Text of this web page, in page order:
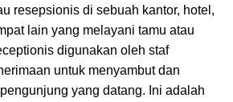
resepsionis di sebuah kantor, hotel,
lain yang melayani tamu atau
digunakan oleh staf
untuk menyambut dan
yang datang. Ini adalah